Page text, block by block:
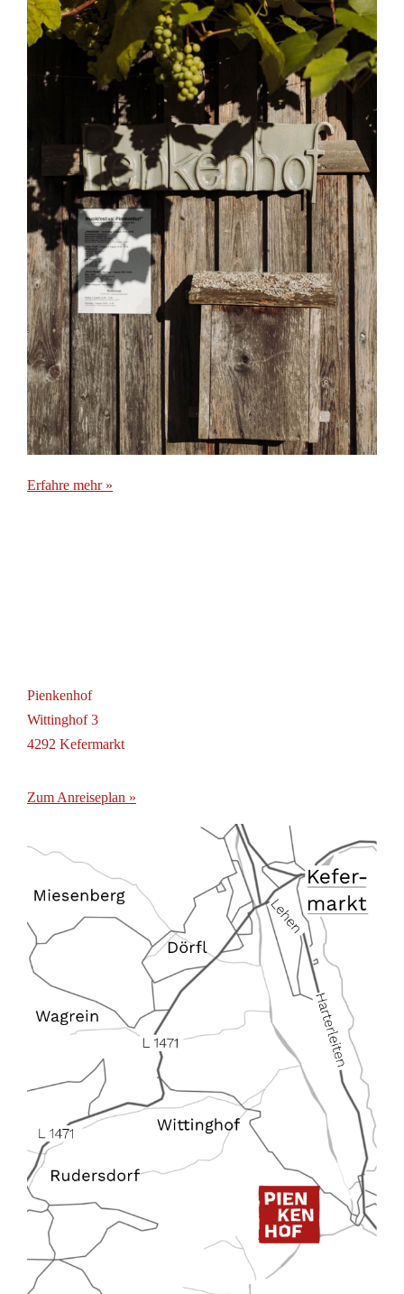
Erfahre mehr »
Pienkenhof
Wittinghof 3
4292 Kefermarkt
Zum Anreiseplan »